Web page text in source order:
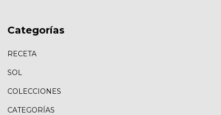
Categorías
RECETA
SOL
COLECCIONES
CATEGORÍAS